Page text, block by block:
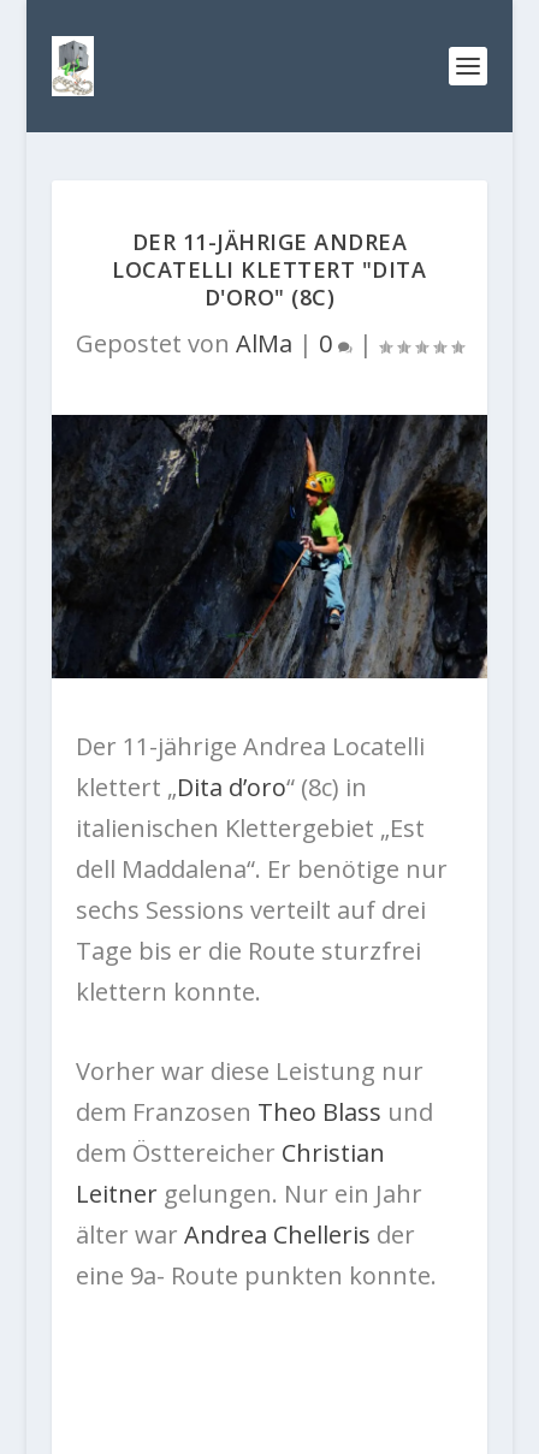
DER 11-JÄHRIGE ANDREA
LOCATELLI KLETTERT "DITA
D'ORO" (8C)
Gepostet von AlMa | 0 |
Der 11-jährige Andrea Locatelli
klettert „Dita d’oro“ (8c) in
italienischen Klettergebiet „Est
dell Maddalena“. Er benötige nur
sechs Sessions verteilt auf drei
Tage bis er die Route sturzfrei
klettern konnte.
Vorher war diese Leistung nur
dem Franzosen Theo Blass und
dem Östtereicher Christian
Leitnergelungen. Nur ein Jahr
älter war Andrea Chelleris der
eine 9a- Route punkten konnte.